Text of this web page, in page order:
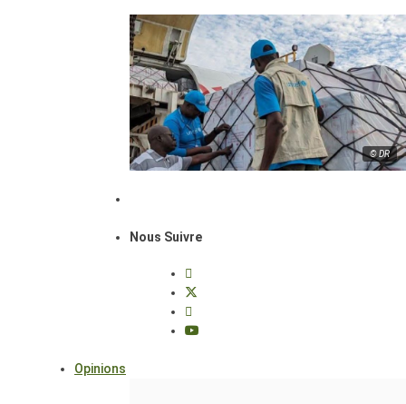
© DR
Nous Suivre
Opinions